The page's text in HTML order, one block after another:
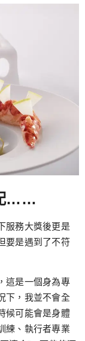
……
服務大獎後更是
要是遇到了不符
這是一個身為專
下，我並不會全
候可能會是身體
練、執行者專業